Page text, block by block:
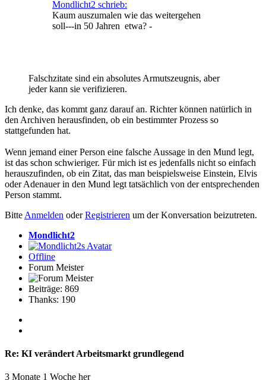
Mondlicht2 schrieb:
Kaum auszumalen wie das weitergehen
soll---in 50 Jahren etwa? -
Falschzitate sind ein absolutes Armutszeugnis, aber
jeder kann sie verifizieren.
Ich denke, das kommt ganz darauf an. Richter können natürlich in
den Archiven herausfinden, ob ein bestimmter Prozess so
stattgefunden hat.
Wenn jemand einer Person eine falsche Aussage in den Mund legt,
ist das schon schwieriger. Für mich ist es jedenfalls nicht so einfach
herauszufinden, ob ein Zitat, das man beispielsweise Einstein, Elvis
oder Adenauer in den Mund legt tatsächlich von der entsprechenden
Person stammt.
Bitte Anmelden oderRegistrieren um der Konversation beizutreten.
Mondlicht2
Offline
Forum Meister
Beiträge: 869
Thanks: 190
Re: KI verändert Arbeitsmarkt grundlegend
3 Monate 1 Woche her